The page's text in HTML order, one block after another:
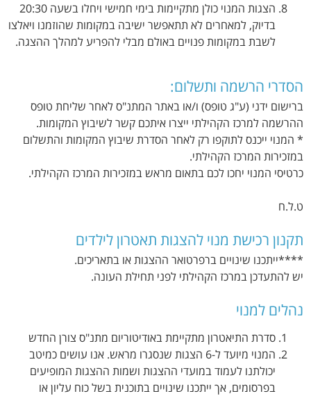
הצגות המנוי כולן מתקיימות בימי חמישי ויחלו בשעה 20:30
בדיוק, למאחרים לא תתאפשר ישיבה במקומות שהוזמנו ויאלצו
לשבת במקומות פנויים באולם מבלי להפריע למהלך ההצגה.
הסדרי הרשמה ותשלום:
ברישום ידני (ע"ג טופס) ו/או באתר המתנ"ס לאחר שליחת טופס
ההרשמה למרכז הקהילתי ייצרו איתכם קשר לשיבוץ המקומות.
* המנוי ייכנס לתוקפו רק לאחר הסדרת שיבוץ המקומות והתשלום
במזכירות המרכז הקהילתי.
כרטיסי המנוי יחכו לכם בתאום מראש במזכירות המרכז הקהילתי.
ט.ל.ח
תקנון רכישת מנוי להצגות תאטרון לילדים
****ייתכנו שינויים ברפרטואר ההצגות או בתאריכים.
יש להתעדכן במרכז הקהילתי לפני תחילת העונה.
נהלים למנוי
סדרת התיאטרון מתקיימת באודיטוריום מתנ"ס צורן החדש
המנוי מיועד ל-6 הצגות שנסגרו מראש. אנו עושים כמיטב
יכולתנו לעמוד במועדי ההצגות ושמות ההצגות המופיעים
בפרסומים, אך ייתכנו שינויים בתוכנית בשל כוח עליון או